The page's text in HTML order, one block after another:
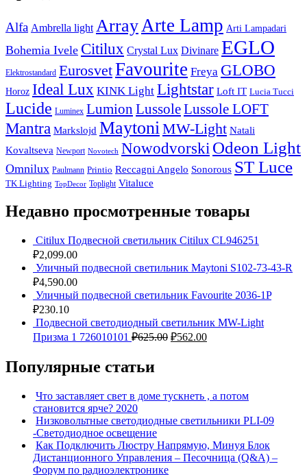
Alfa Ambrella light Array Arte Lamp Arti Lampadari
Bohemia Ivele Citilux Crystal Lux Divinare EGLO
Elektrostandard EurosvetFavourite Freya GLOBO
Horoz Ideal Lux KINK Light Lightstar Loft IT Lucia Tucci
Lucide Luminex Lumion LussoleLussole LOFT
Mantra Markslojd Maytoni MW-Light Natali
Kovaltseva Newport Novotech Nowodvorski Odeon Light
Omnilux Paulmann Printio Reccagni Angelo Sonorous ST Luce
TK Lighting TopDecor Toplight Vitaluce
Недавно просмотренные товары
Citilux Подвесной светильник Citilux CL946251
₽2,099.00
Уличный подвесной светильник Maytoni S102-73-43-R
₽4,590.00
Уличный подвесной светильник Favourite 2036-1P
₽230.10
Подвесной светодиодный светильник MW-Light
Призма 1 726010101 ₽625.00 ₽562.00
Популярные статьи
Что заставляет свет в доме тускнеть , а потом
становится ярче? 2020
Низковольтные светодиодные светильники PLI-09
-Светодиодное освещение
Как Подключить Люстру Напрямую, Минуя Блок
Дистанционного Управления – Песочница (Q&A) –
Форум по радиоэлектронике